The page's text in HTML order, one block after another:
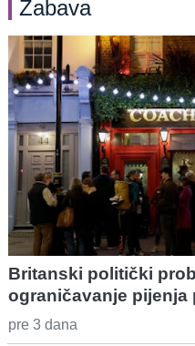
Zabava
Britanski politički
ograničavanje pijenja
pre 3 dana